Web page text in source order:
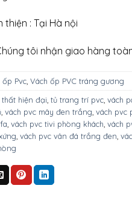
: Tại Hà nội
tôi nhận giao hàng
ốp Pvc, Vách ốp PVC tráng gương
hiện đại tủ trang trí pvc, vách
, vách pvc mây đen trắng vách pvc
vách pvc tivi phòng khách vách
vách pvc vân đá trắng đen